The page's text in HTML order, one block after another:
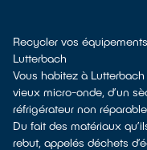
Recycler vos
Lutterbach
Vous habitez à
vieux micro-onde, d’un
réfrigérateur non
Du fait des matériaux
rebut, appelés déchets